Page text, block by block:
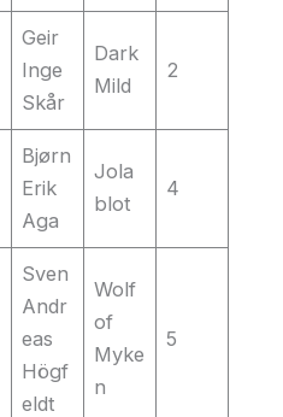
Geir
Inge
Skår
Dark
Mild
2
Bjørn
Erik
Aga
Jola
blot
4
Sven
Andr
eas
Högf
eldt
Wolf
of
Myke
n
5